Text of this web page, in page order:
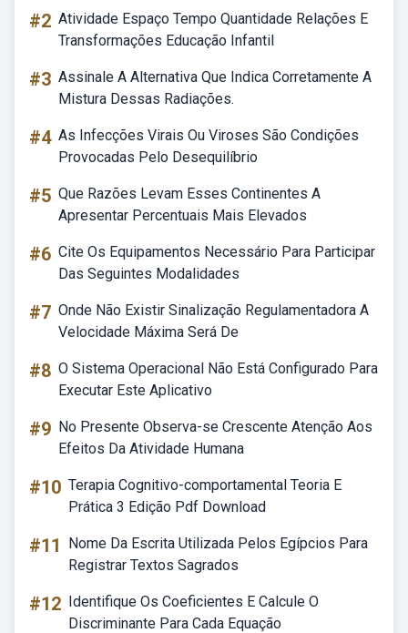
#2 Atividade Espaço Tempo Quantidade Relações E
Transformações Educação Infantil
#3 Assinale A Alternativa Que Indica Corretamente A
Mistura Dessas Radiações.
#4 As Infecções Virais Ou Viroses São Condições
Provocadas Pelo Desequilíbrio
#5 Que Razões Levam Esses Continentes A
Apresentar Percentuais Mais Elevados
#6 Cite Os Equipamentos Necessário Para Participar
Das Seguintes Modalidades
#7 Onde Não Existir Sinalização Regulamentadora A
Velocidade Máxima Será De
#8 O Sistema Operacional Não Está Configurado Para
Executar Este Aplicativo
#9 No Presente Observa-se Crescente Atenção Aos
Efeitos Da Atividade Humana
#10 Terapia Cognitivo-comportamental Teoria E
Prática 3 Edição Pdf Download
#11
Nome Da Escrita Utilizada Pelos Egípcios Para
Registrar Textos Sagrados
#12 Identifique Os Coeficientes E Calcule O
Discriminante Para Cada Equação